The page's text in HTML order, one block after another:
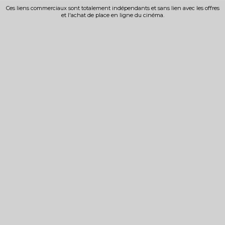
Ces liens commerciaux sont totalement indépendants et sans lien avec les offres
et l'achat de place en ligne du cinéma.